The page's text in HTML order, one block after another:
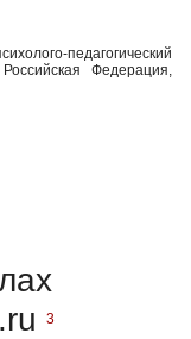
педагогический
Федерация,
3